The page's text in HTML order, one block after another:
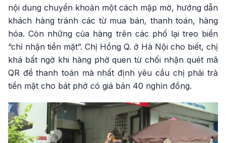
nội dung chuyển khoản một cách mập mờ, hướng dẫn
khách hàng tránh các từ mua bán, thanh toán, hàng
hóa. Còn những của hàng trên các phố lại treo biển
“chỉ nhận tiền mặt”. Chị Hồng Q. ở Hà Nội cho biết, chị
khá bất ngờ khi hàng phở quen từ chối nhận quét mã
QR để thanh toán mà nhất định yêu cầu chị phải trả
tiền mặt cho bát phở có giá bán 40 nghìn đồng.